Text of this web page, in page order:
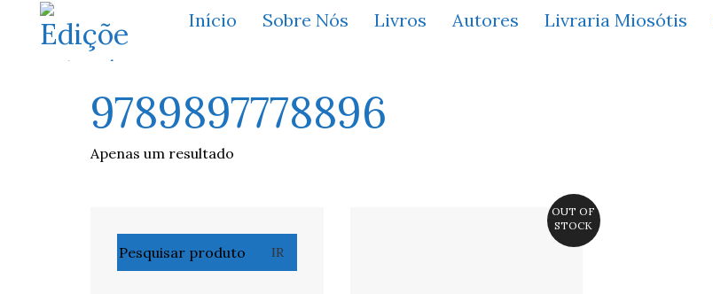
Início Sobre Nós Livros Autores Livraria Miosótis
9789897778896
Apenas um resultado
OUT OF
STOCK
por:
IR